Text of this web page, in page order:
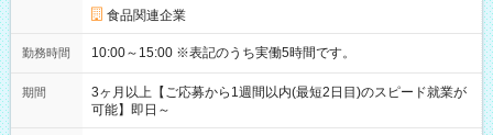
食品関連企業
勤務時間 10:00～15:00 ※表記のうち実働5時間です。
期間
3ヶ月以上【ご応募から1週間以内(最短2日目)のスピード就業が
可能】即日～